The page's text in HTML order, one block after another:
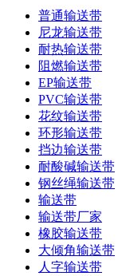
普通输送带
尼龙输送带
耐热输送带
阻燃输送带
EP输送带
PVC输送带
花纹输送带
环形输送带
挡边输送带
耐酸碱输送带
钢丝绳输送带
输送带
输送带厂家
橡胶输送带
大倾角输送带
人字输送带